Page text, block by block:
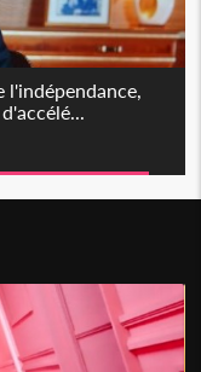
l'indépendance,